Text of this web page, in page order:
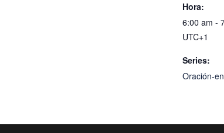
Hora:
6:00 am -
UTC+1
Series:
Oración-